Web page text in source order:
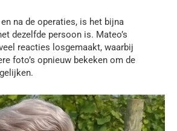
na de operaties, is het bijna
dezelfde persoon is. Mateo’s
reacties losgemaakt, waarbij
foto’s opnieuw bekeken om de